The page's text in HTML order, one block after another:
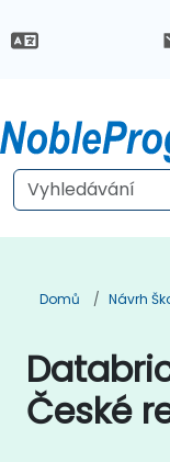
Domů Návrh
České